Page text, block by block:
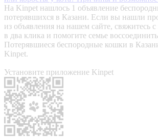
На Kinpet нашлось 1 объявление
потерявшихся в Казани. Если вы нашли
из объявления на нашем сайте, свяжитесь
в два клика и помогите семье
Потерявшиеся беспородные кошки в
Kinpet.
Установите приложение Kinpet